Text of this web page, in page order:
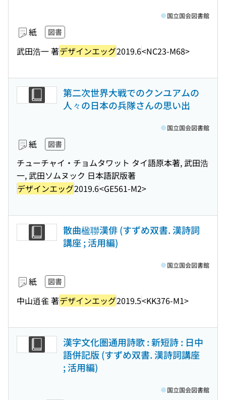
紙 図書
武田浩一 著デザインエッグ2019.6<NC23-M68>
国立国会図書館
第二次世界大戦でのクンユアムの
人々の日本の兵隊さんの思い出
紙 図書
チューチャイ・チョムタワット タイ語原本著, 武田浩
一, 武田ソムヌック 日本語訳版著
デザインエッグ2019.6<GE561-M2>
国立国会図書館
散曲楹聯漢俳 (すずめ双書. 漢詩詞
講座 ; 活用編)
紙 図書
中山逍雀 著デザインエッグ2019.5<KK376-M1>
国立国会図書館
漢字文化圏通用詩歌 : 新短詩 : 日中
語併記版 (すずめ双書. 漢詩詞講座
; 活用編)
国立国会図書館